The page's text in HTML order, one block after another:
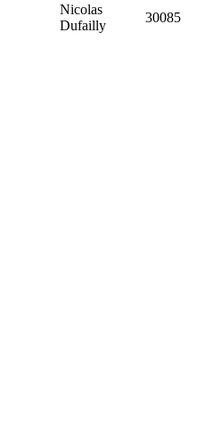
Nicolas
Dufailly
30085